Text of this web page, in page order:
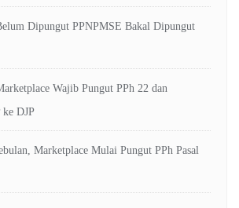
Dipungut PPNPMSE Bakal Dipungut
Wajib Pungut PPh 22 dan
DJP
Marketplace Mulai Pungut PPh Pasal